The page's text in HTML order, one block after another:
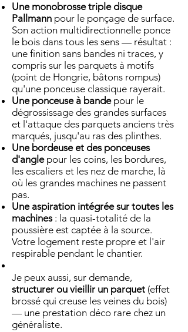
Une monobrosse triple disque
Pallmann pour le ponçage de surface.
Son action multidirectionnelle ponce
le bois dans tous les sens — résultat :
une finition sans bandes ni traces, y
compris sur les parquets à motifs
(point de Hongrie, bâtons rompus)
qu'une ponceuse classique rayerait.
Une ponceuse à bandepour le
dégrossissage des grandes surfaces
et l'attaque des parquets anciens très
marqués, jusqu'au ras des plinthes.
Une bordeuse et des ponceuses
d'anglepour les coins, les bordures,
les escaliers et les nez de marche, là
où les grandes machines ne passent
pas.
Une aspiration intégrée sur toutes les
machines: la quasi-totalité de la
poussière est captée à la source.
Votre logement reste propre et l'air
respirable pendant le chantier.
Je peux aussi, sur demande,
structurer ou vieillir un parquet (effet
brossé qui creuse les veines du bois)
— une prestation déco rare chez un
généraliste.